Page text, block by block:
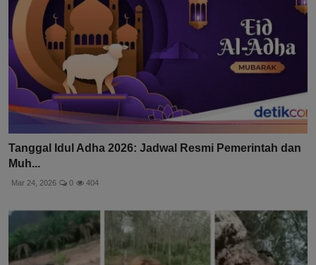
Tanggal Idul Adha 2026: Jadwal Resmi Pemerintah dan
Muh...
Mar 24, 2026 0 404